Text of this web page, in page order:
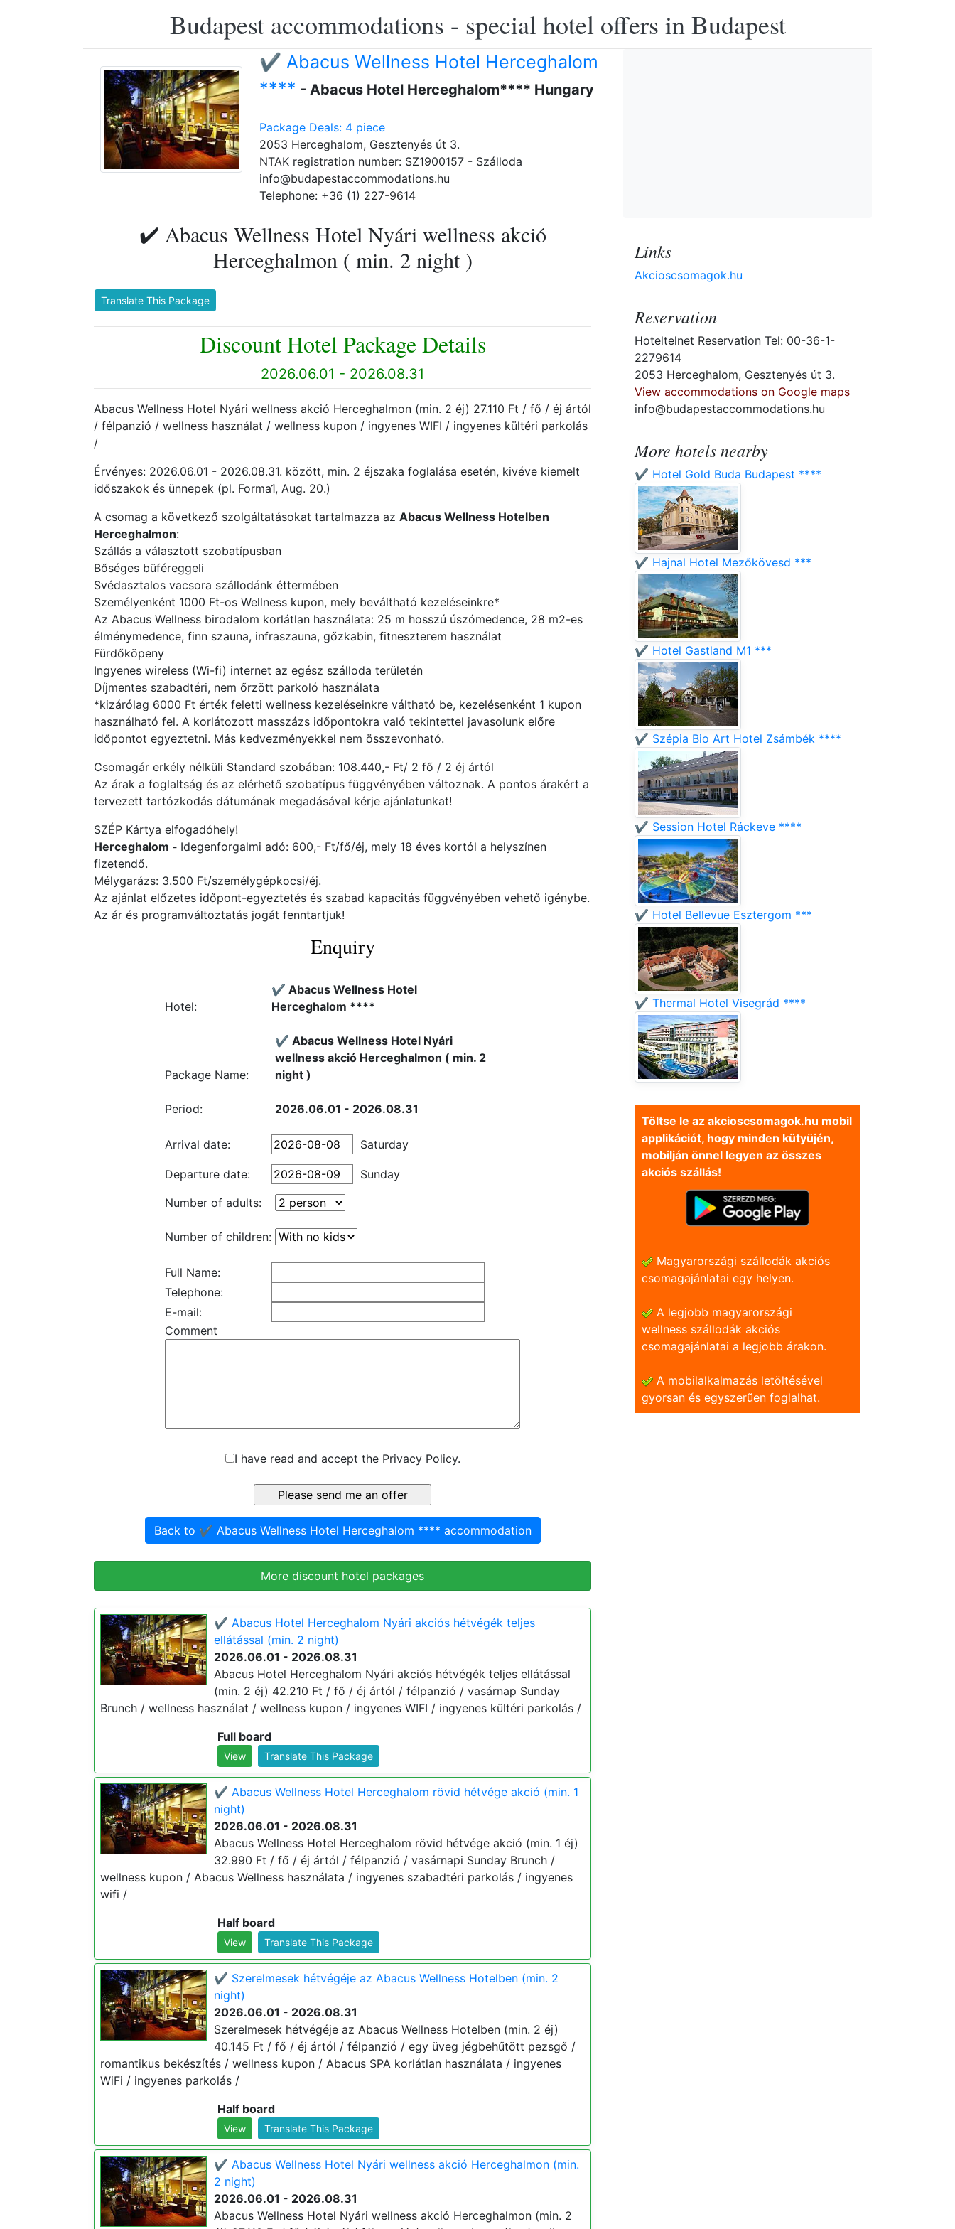
Budapest accommodations - special hotel offers in Budapest
✔️ Abacus Wellness Hotel Herceghalom
**** - Abacus Hotel Herceghalom**** Hungary
Package Deals: 4 piece
2053 Herceghalom, Gesztenyés út 3.
NTAK registration number: SZ1900157 - Szálloda
info@budapestaccommodations.hu
Telephone: +36 (1) 227-9614
✔️ Abacus Wellness Hotel Nyári wellness akció
Herceghalmon ( min. 2 night )
Translate This Package
Discount Hotel Package Details
2026.06.01 - 2026.08.31
Abacus Wellness Hotel Nyári wellness akció Herceghalmon (min. 2 éj) 27.110 Ft / fő / éj ártól
/ félpanzió / wellness használat / wellness kupon / ingyenes WIFI / ingyenes kültéri parkolás
/
Érvényes: 2026.06.01 - 2026.08.31. között, min. 2 éjszaka foglalása esetén, kivéve kiemelt
időszakok és ünnepek (pl. Forma1, Aug. 20.)
A csomag a következő szolgáltatásokat tartalmazza az Abacus Wellness Hotelben
Herceghalmon:
Szállás a választott szobatípusban
Bőséges büféreggeli
Svédasztalos vacsora szállodánk éttermében
Személyenként 1000 Ft-os Wellness kupon, mely beváltható kezeléseinkre*
Az Abacus Wellness birodalom korlátlan használata: 25 m hosszú úszómedence, 28 m2-es
élménymedence, finn szauna, infraszauna, gőzkabin, fitneszterem használat
Fürdőköpeny
Ingyenes wireless (Wi-fi) internet az egész szálloda területén
Díjmentes szabadtéri, nem őrzött parkoló használata
*kizárólag 6000 Ft érték feletti wellness kezeléseinkre váltható be, kezelésenként 1 kupon
használható fel. A korlátozott masszázs időpontokra való tekintettel javasolunk előre
időpontot egyeztetni. Más kedvezményekkel nem összevonható.
Csomagár erkély nélküli Standard szobában: 108.440,- Ft/ 2 fő / 2 éj ártól
Az árak a foglaltság és az elérhető szobatípus függvényében változnak. A pontos árakért a
tervezett tartózkodás dátumának megadásával kérje ajánlatunkat!
SZÉP Kártya elfogadóhely!
Herceghalom - Idegenforgalmi adó: 600,- Ft/fő/éj, mely 18 éves kortól a helyszínen
fizetendő.
Mélygarázs: 3.500 Ft/személygépkocsi/éj.
Az ajánlat előzetes időpont-egyeztetés és szabad kapacitás függvényében vehető igénybe.
Az ár és programváltoztatás jogát fenntartjuk!
Enquiry
Hotel:
✔️ Abacus Wellness Hotel
Herceghalom ****
Package Name:
✔️ Abacus Wellness Hotel Nyári
wellness akció Herceghalmon ( min. 2
night )
Period: 2026.06.01 - 2026.08.31
Arrival date: Saturday
Departure date:
Sunday
Number of adults:
Number of children:
Full Name:
Telephone:
E-mail:
Comment
I have read and accept the Privacy Policy.
Back to ✔️ Abacus Wellness Hotel Herceghalom **** accommodation
More discount hotel packages
✔️ Abacus Hotel Herceghalom Nyári akciós hétvégék teljes
ellátással (min. 2 night)
2026.06.01 - 2026.08.31
Abacus Hotel Herceghalom Nyári akciós hétvégék teljes ellátással
(min. 2 éj) 42.210 Ft / fő / éj ártól / félpanzió / vasárnap Sunday
Brunch / wellness használat / wellness kupon / ingyenes WIFI / ingyenes kültéri parkolás /
Full board
View Translate This Package
✔️ Abacus Wellness Hotel Herceghalom rövid hétvége akció (min. 1
night)
2026.06.01 - 2026.08.31
Abacus Wellness Hotel Herceghalom rövid hétvége akció (min. 1 éj)
32.990 Ft / fő / éj ártól / félpanzió / vasárnapi Sunday Brunch /
wellness kupon / Abacus Wellness használata / ingyenes szabadtéri parkolás / ingyenes
wifi /
Half board
View Translate This Package
✔️ Szerelmesek hétvégéje az Abacus Wellness Hotelben (min. 2
night)
2026.06.01 - 2026.08.31
Szerelmesek hétvégéje az Abacus Wellness Hotelben (min. 2 éj)
40.145 Ft / fő / éj ártól / félpanzió / egy üveg jégbehűtött pezsgő /
romantikus bekészítés / wellness kupon / Abacus SPA korlátlan használata / ingyenes
WiFi / ingyenes parkolás /
Half board
View Translate This Package
✔️ Abacus Wellness Hotel Nyári wellness akció Herceghalmon (min.
2 night)
2026.06.01 - 2026.08.31
Abacus Wellness Hotel Nyári wellness akció Herceghalmon (min. 2
Links
Akcioscsomagok.hu
Reservation
Hoteltelnet Reservation Tel: 00-36-1-
2279614
2053 Herceghalom, Gesztenyés út 3.
View accommodations on Google maps
info@budapestaccommodations.hu
More hotels nearby
✔️ Hotel Gold Buda Budapest ****
✔️ Hajnal Hotel Mezőkövesd ***
✔️ Hotel Gastland M1 ***
✔️ Szépia Bio Art Hotel Zsámbék ****
✔️ Session Hotel Ráckeve ****
✔️ Hotel Bellevue Esztergom ***
✔️ Thermal Hotel Visegrád ****
Töltse le az akcioscsomagok.hu mobil
applikációt, hogy minden kütyüjén,
mobilján önnel legyen az összes
akciós szállás!
Magyarországi szállodák akciós
csomagajánlatai egy helyen.
A legjobb magyarországi
wellness szállodák akciós
csomagajánlatai a legjobb árakon.
A mobilalkalmazás letöltésével
gyorsan és egyszerũen foglalhat.